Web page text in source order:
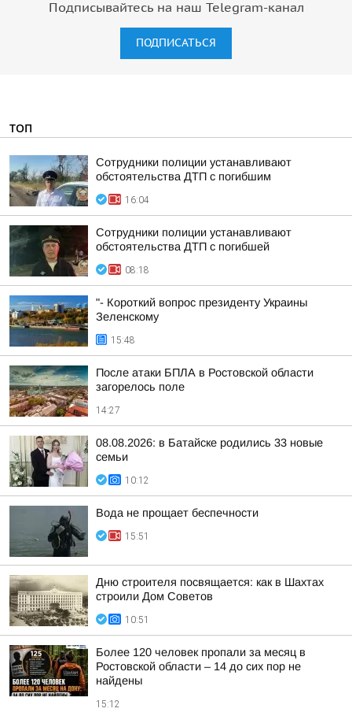
Подписывайтесь на наш Telegram-канал
ПОДПИСАТЬСЯ
ТОП
Сотрудники полиции устанавливают
обстоятельства ДТП с погибшим
16:04
Сотрудники полиции устанавливают
обстоятельства ДТП с погибшей
08:18
"- Короткий вопрос президенту Украины
Зеленскому
15:48
После атаки БПЛА в Ростовской области
загорелось поле
14:27
08.08.2026: в Батайске родились 33 новые
семьи
10:12
Вода не прощает беспечности
15:51
Дню строителя посвящается: как в Шахтах
строили Дом Советов
10:51
Более 120 человек пропали за месяц в
Ростовской области – 14 до сих пор не
найдены
15:12